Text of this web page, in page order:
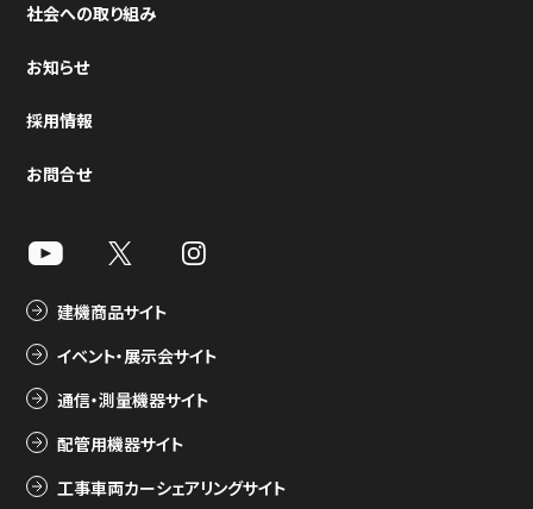
社会への取り組み
お知らせ
採用情報
お問合せ
建機商品サイト
イベント・展示会サイト
通信・測量機器サイト
配管用機器サイト
工事車両カーシェアリングサイト